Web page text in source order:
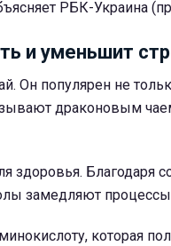
РБК-Украина
и уменьшит
Он популярен не
драконовым
здоровья. Благодаря
замедляют процессы
которая